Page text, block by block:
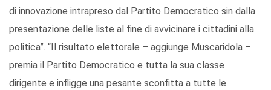
di innovazione intrapreso dal Partito Democratico sin dalla
presentazione delle liste al fine di avvicinare i cittadini alla
politica”. “Il risultato elettorale – aggiunge Muscaridola –
premia il Partito Democratico e tutta la sua classe
dirigente e infligge una pesante sconfitta a tutte le